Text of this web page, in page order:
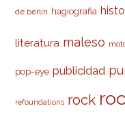
de berlín hagiografia
literatura maleso
pop-eye publicidad
refoundations rock